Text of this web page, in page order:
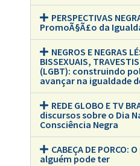
PERSPECTIVAS
PromoÃ§Ã£o da
NEGROS E NEGRAS
BISSEXUAIS,
(LGBT): construindo
avançar na igualdade
REDE GLOBO E TV
discursos sobre o Dia
Consciência Negra
CABEÇA DE
alguém pode ter